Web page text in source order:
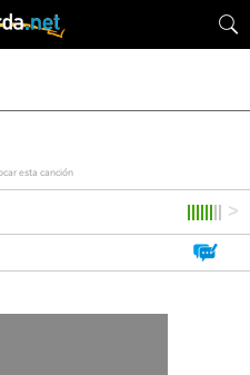
esta canción